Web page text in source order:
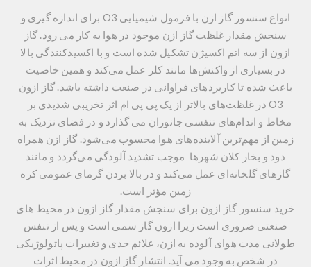
انواع سنسور گاز ازن با فرمول شیمیایی O3 برای اندازه گیری و
سنجش مقدار غلظت گاز ازن موجود در هوا به کار می رود. گاز
ازون از سه اتم اکسیژن تشکیل شده است و با اکسیدکنندگی بالا
در بسیاری از واکنش‌ها مانند کلر عمل می‌کند و همین خاصیت
باعث شده تا کاربردهای فراوانی در صنعت داشته باشد. گاز ازون
O3 در غلظت‌های بالاتر از یک پی پی ام اثر تخریبی شدیدی بر
مخاط و اندام‌های تنفسی جانوران می گذارد و در فضای نزدیک به
زمین از مهم‌ترین آلاینده‌های هوا محسوب می‌شود. گاز ازن همراه
دود و بخار کلان شهرها موجب تشدید آلودگی می‌گردد و مانند
گازهای گلخانه‌ای عمل می‌کند و در بالا بردن گرمای عمومی کره
زمین مؤثر است.
خرید سنسور گاز ازون برای سنجش مقدار گاز ازون در محیط های
صنعتی ضروری است زیرا ازون گاز سمی است و پس از تنفس
طولانی مدت هوای آلوده به ازن، علائم جدی و تغییرات پاتولوژیکی
در شخص به وجود می آید. انتشار گاز ازون در محیط اثرات